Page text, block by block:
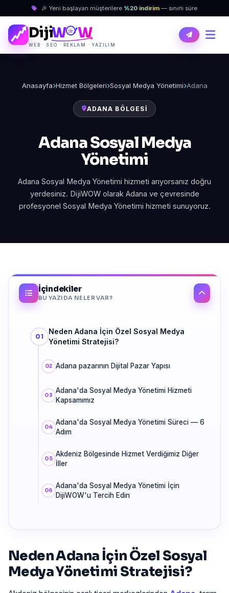
🎉 Yeni başlayan müşterilere %20 indirim — sınırlı süre
DijiW W
WEB · SEO · REKLAM · YAZILIM
Anasayfa Hizmet Bölgeleri Sosyal Medya Yönetimi Adana
ADANA BÖLGESI
Adana Sosyal Medya
Yönetimi
Adana Sosyal Medya Yönetimi hizmeti arıyorsanız doğru
yerdesiniz. DijiWOW olarak Adana ve çevresinde
profesyonel Sosyal Medya Yönetimi hizmeti sunuyoruz.
İçindekiler
BU YAZIDA NELER VAR?
Neden Adana İçin Özel Sosyal Medya
Yönetimi Stratejisi?
Adana pazarının Dijital Pazar Yapısı
Adana'da Sosyal Medya Yönetimi Hizmeti
Kapsamımız
Adana'da Sosyal Medya Yönetimi Süreci — 6
Adım
Akdeniz Bölgesinde Hizmet Verdiğimiz Diğer
İller
Adana'da Sosyal Medya Yönetimi İçin
DijiWOW'u Tercih Edin
Neden Adana İçin Özel Sosyal
Medya Yönetimi Stratejisi?